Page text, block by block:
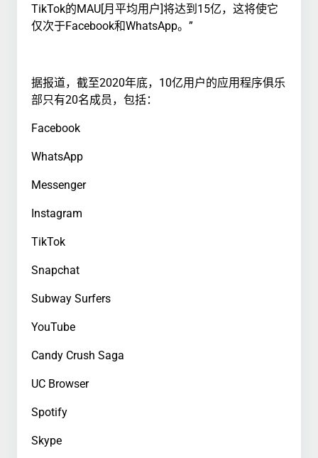
TikTok的MAU[月平均用户]将达到15亿，这将使它
仅次于Facebook和WhatsApp。”
据报道，截至2020年底，10亿用户的应用程序俱乐
部只有20名成员，包括：
Facebook
WhatsApp
Messenger
Instagram
TikTok
Snapchat
Subway Surfers
YouTube
Candy Crush Saga
UC Browser
Spotify
Skype